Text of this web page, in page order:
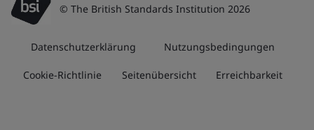
© The British Standards Institution 2026
Datenschutzerklärung Nutzungsbedingungen
Cookie-Richtlinie Seitenübersicht Erreichbarkeit